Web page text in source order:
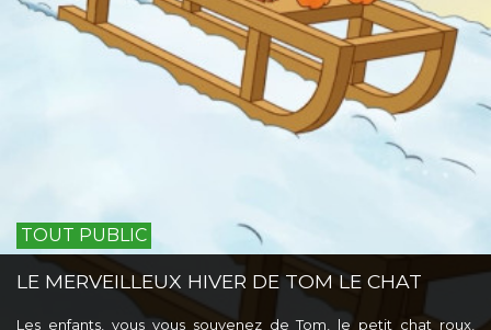
TOUT PUBLIC
LE MERVEILLEUX HIVER DE TOM LE CHAT
Les enfants, vous vous souvenez de Tom, le petit chat roux,